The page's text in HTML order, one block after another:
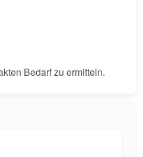
Bedarf zu ermitteln.